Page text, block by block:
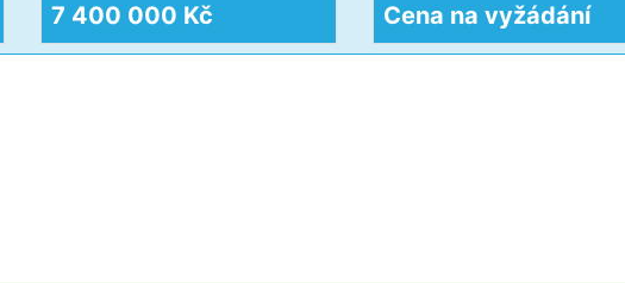
7 400 000 Kč Cena na vyžádání